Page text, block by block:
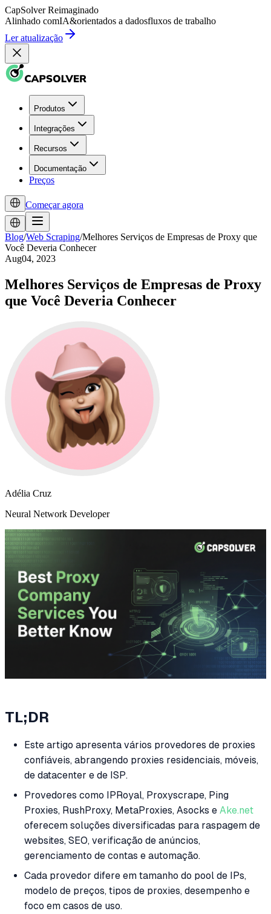
CapSolver Reimaginado
Alinhado comIA&orientados a dadosfluxos de trabalho
Ler atualização
Produtos
Integrações
Recursos
Documentação
Preços
Começar agora
Blog/Web Scraping/Melhores Serviços de Empresas de Proxy que
Você Deveria Conhecer
Aug04, 2023
Melhores Serviços de Empresas de Proxy
que Você Deveria Conhecer
Adélia Cruz
Neural Network Developer
TL;DR
Este artigo apresenta vários provedores de proxies
confiáveis, abrangendo proxies residenciais, móveis,
de datacenter e de ISP.
Provedores como IPRoyal, Proxyscrape, Ping
Proxies, RushProxy, MetaProxies, Asocks e Ake.net
oferecem soluções diversificadas para raspagem de
websites, SEO, verificação de anúncios,
gerenciamento de contas e automação.
Cada provedor difere em tamanho do pool de IPs,
modelo de preços, tipos de proxies, desempenho e
foco em casos de uso.